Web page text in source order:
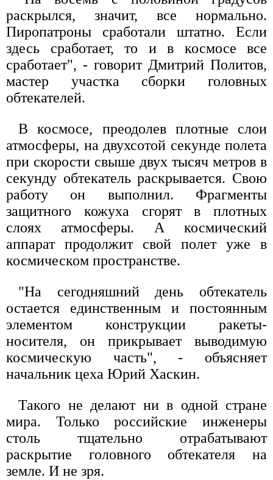
раскрылся, значит, все нормально.
Пиропатроны сработали штатно. Если
здесь сработает, то и в космосе все
сработает", - говорит Дмитрий Политов,
мастер участка сборки головных
обтекателей.
В космосе, преодолев плотные слои
атмосферы, на двухсотой секунде полета
при скорости свыше двух тысяч метров в
секунду обтекатель раскрывается. Свою
работу он выполнил. Фрагменты
защитного кожуха сгорят в плотных
слоях атмосферы. А космический
аппарат продолжит свой полет уже в
космическом пространстве.
"На сегодняшний день обтекатель
остается единственным и постоянным
элементом конструкции ракеты-
носителя, он прикрывает выводимую
космическую часть", - объясняет
начальник цеха Юрий Хаскин.
Такого не делают ни в одной стране
мира. Только российские инженеры
столь тщательно отрабатывают
раскрытие головного обтекателя на
земле. И не зря.